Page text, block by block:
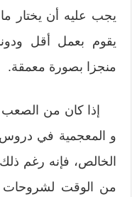
يجب عليه أن يختار
يقوم بعمل أقل
منجزا بصورة معمقة.
إذا كان من الصعب
و المعجمية في دروس
الخالص، فإنه رغم
من الوقت لشروحات